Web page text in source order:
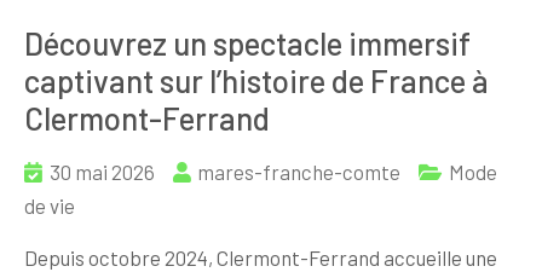
Découvrez un spectacle immersif
captivant sur l’histoire de France à
Clermont-Ferrand
30 mai 2026 mares-franche-comte
Mode
de vie
Depuis octobre 2024, Clermont-Ferrand accueille une